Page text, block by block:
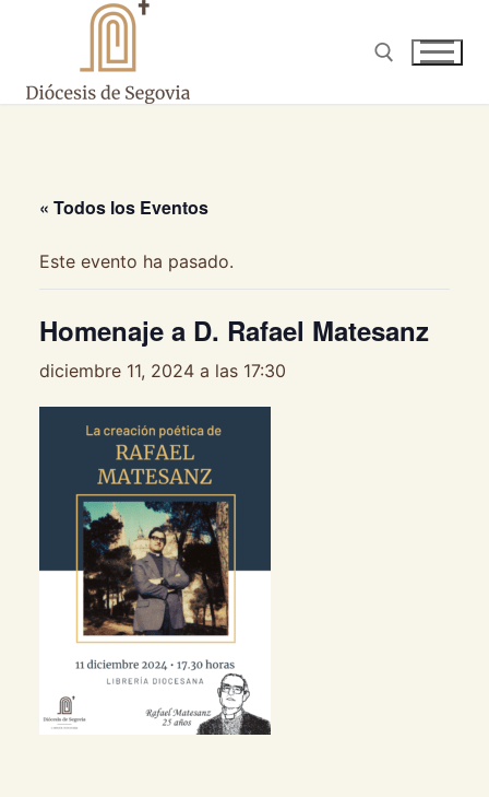
contenido
« Todos los Eventos
Este evento ha pasado.
Homenaje a D. Rafael Matesanz
diciembre 11, 2024 a las 17:30